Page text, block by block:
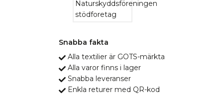
Snabba fakta
Alla textilier är GOTS-märkta
Alla varor finns i lager
Snabba leveranser
Enkla returer med QR-kod